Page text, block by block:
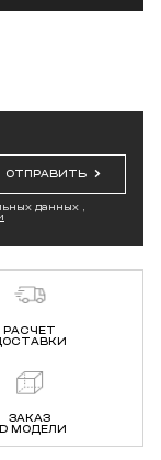
ОТПРАВИТЬ
данных ,
РАСЧЕТ
ЗАКАЗ
МОДЕЛИ